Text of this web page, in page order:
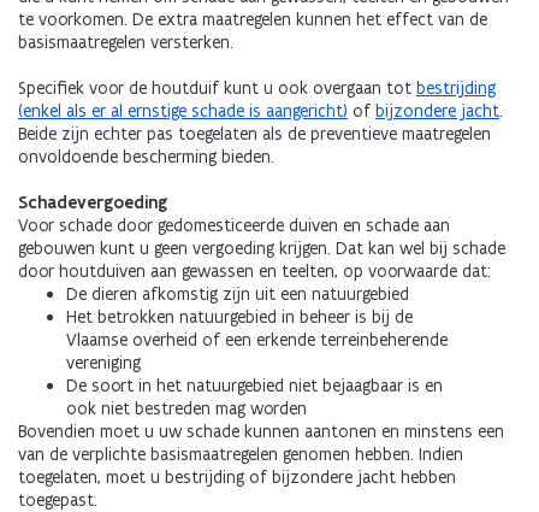
te voorkomen. De extra maatregelen kunnen het effect van de
basismaatregelen versterken.
Specifiek voor de houtduif kunt u ook overgaan tot bestrijding
(enkel als er al ernstige schade is aangericht) of bijzondere jacht.
Beide zijn echter pas toegelaten als de preventieve maatregelen
onvoldoende bescherming bieden.
Schadevergoeding
Voor schade door gedomesticeerde duiven en schade aan
gebouwen kunt u geen vergoeding krijgen. Dat kan wel bij schade
door houtduiven aan gewassen en teelten, op voorwaarde dat:
De dieren afkomstig zijn uit een natuurgebied
Het betrokken natuurgebied in beheer is bij de
Vlaamse overheid of een erkende terreinbeherende
vereniging
De soort in het natuurgebied niet bejaagbaar is en
ook niet bestreden mag worden
Bovendien moet u uw schade kunnen aantonen en minstens een
van de verplichte basismaatregelen genomen hebben. Indien
toegelaten, moet u bestrijding of bijzondere jacht hebben
toegepast.